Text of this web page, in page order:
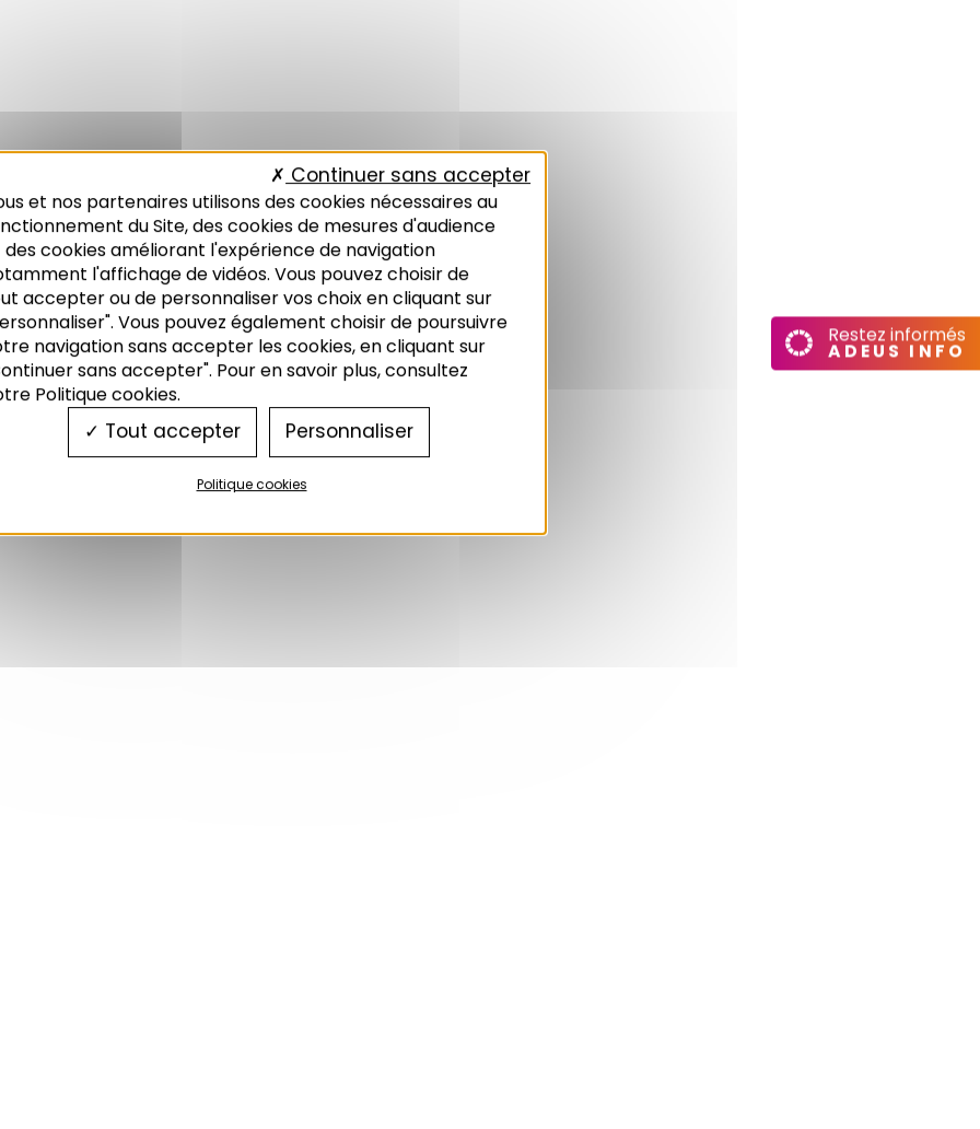
Restez informés
ADEUS INFO
et nos partenaires utilisons des cookies nécessaires au
du Site, des cookies de mesures d'audience
cookies améliorant l'expérience de navigation
l'affichage de vidéos. Vous pouvez choisir de
accepter ou de personnaliser vos choix en cliquant sur
Vous pouvez également choisir de poursuivre
navigation sans accepter les cookies, en cliquant sur
sans accepter". Pour en savoir plus, consultez
Politique cookies.
Tout accepter
Continuer sans accepter
Personnaliser
Politique cookies